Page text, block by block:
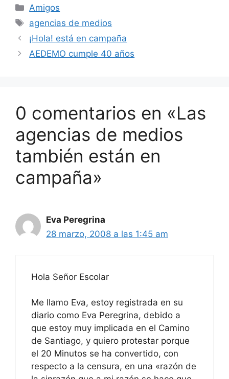
Categorías
Amigos
Etiquetas
agencias de medios
¡Hola! está en campaña
AEDEMO cumple 40 años
0 comentarios en «Las
agencias de medios
también están en
campaña»
Eva Peregrina
28 marzo, 2008 a las 1:45 am
Hola Señor Escolar
Me llamo Eva, estoy registrada en su
diario como Eva Peregrina, debido a
que estoy muy implicada en el Camino
de Santiago, y quiero protestar porque
el 20 Minutos se ha convertido, con
respecto a la censura, en una «razón de